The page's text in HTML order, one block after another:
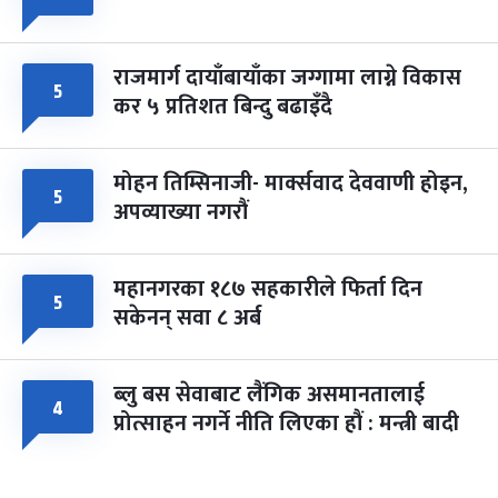
५ राजमार्ग दायाँबायाँका जग्गामा लाग्ने विकास
कर ५ प्रतिशत बिन्दु बढाइँदै
५ मोहन तिम्सिनाजी- मार्क्सवाद देववाणी होइन,
अपव्याख्या नगरौं
५ महानगरका १८७ सहकारीले फिर्ता दिन
सकेनन् सवा ८ अर्ब
४ ब्लु बस सेवाबाट लैंगिक असमानतालाई
प्रोत्साहन नगर्ने नीति लिएका हौं : मन्त्री बादी